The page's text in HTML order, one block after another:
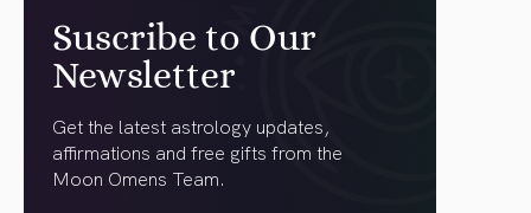
Suscribe to Our
Newsletter
Get the latest astrology updates,
affirmations and free gifts from the
Moon Omens Team.